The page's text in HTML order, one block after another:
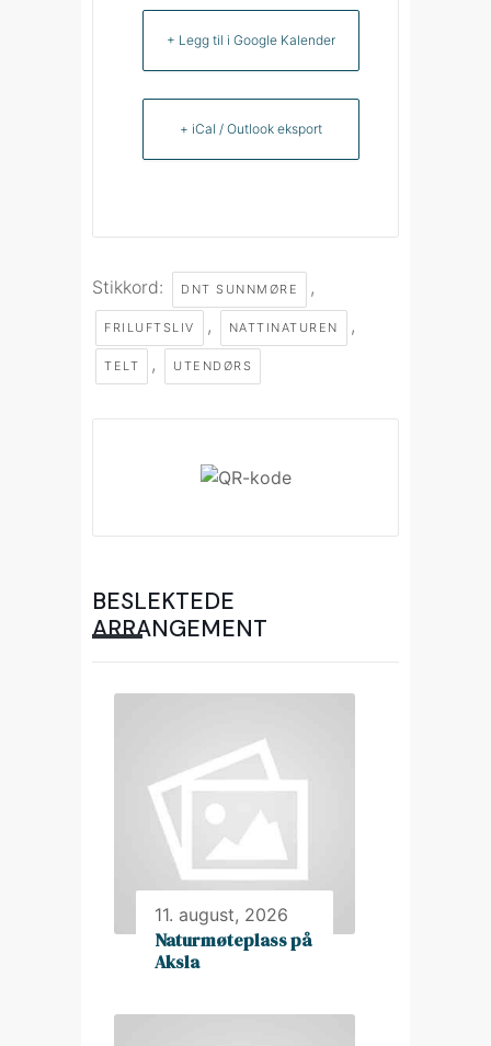
+ Legg til i Google Kalender
+ iCal / Outlook eksport
Stikkord: DNT SUNNMØRE ,
FRILUFTSLIV , NATTINATUREN ,
TELT , UTENDØRS
BESLEKTEDE
ARRANGEMENT
11. august, 2026
Naturmøteplass på
Aksla